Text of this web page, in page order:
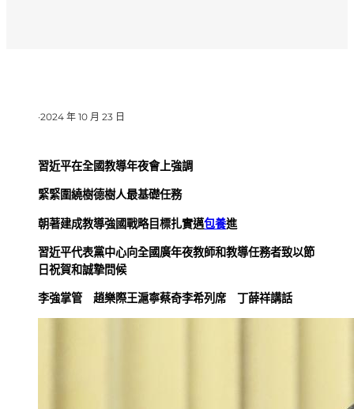
·2024 年 10 月 23 日
習近平在全國教導年夜會上強調
緊緊圍繞樹德樹人最基礎任務
朝著建成教導強國戰略目標扎實邁包養進
習近平代表黨中心向全國廣年夜教師和教導任務者致以節
日祝賀和誠摯問候
李強掌管 趙樂際王滬寧蔡奇李希列席 丁薛祥講話